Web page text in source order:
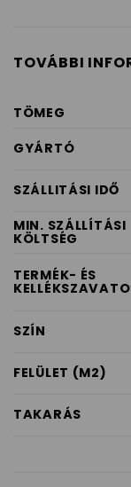
TOVÁBBI
TÖMEG
GYÁRTÓ
SZÁLLITÁSI IDŐ
MIN. SZÁLLÍTÁSI
KÖLTSÉG
TERMÉK- ÉS
SZÍN
FELÜLET (M2)
TAKARÁS